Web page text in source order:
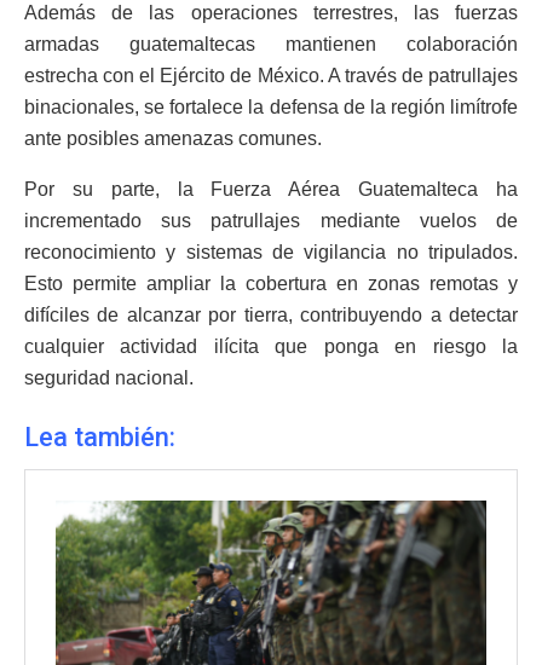
Además de las operaciones terrestres, las fuerzas
armadas guatemaltecas mantienen colaboración
estrecha con el Ejército de México. A través de patrullajes
binacionales, se fortalece la defensa de la región limítrofe
ante posibles amenazas comunes.
Por su parte, la Fuerza Aérea Guatemalteca ha
incrementado sus patrullajes mediante vuelos de
reconocimiento y sistemas de vigilancia no tripulados.
Esto permite ampliar la cobertura en zonas remotas y
difíciles de alcanzar por tierra, contribuyendo a detectar
cualquier actividad ilícita que ponga en riesgo la
seguridad nacional.
Lea también: